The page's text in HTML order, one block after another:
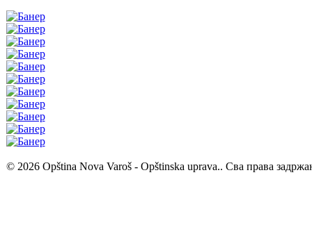
© 2026 Opština Nova Varoš - Opštinska uprava.. Сва права